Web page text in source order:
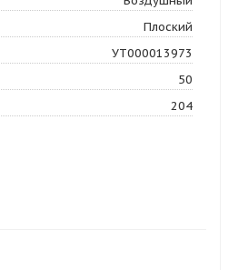
Плоский
УТ000013973
50
204